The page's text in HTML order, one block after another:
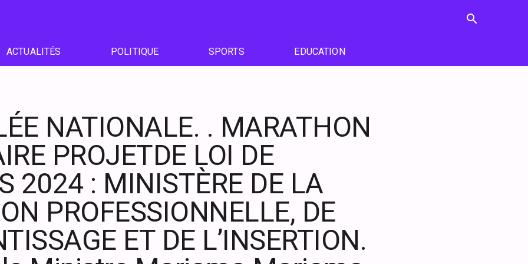
search
ACTUALITÉS POLITIQUE SPORTS EDUCATION
NATIONALE. . MARATHON
PROJETDE LOI DE
2024 : MINISTÈRE DE LA
PROFESSIONNELLE, DE
ET DE L’INSERTION.